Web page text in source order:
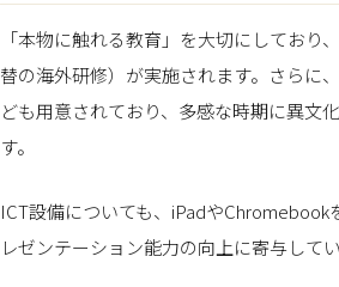
「本物に触れる教育」を大切にしてお
替の海外研修）が実施されます。さらに
ども用意されており、多感な時期に異文
す。
ICT設備についても、iPadや
レゼンテーション能力の向上に寄与してい